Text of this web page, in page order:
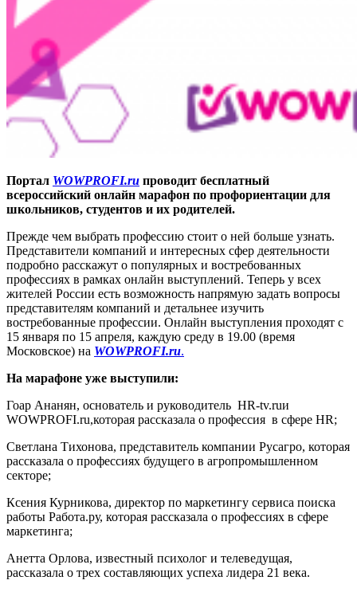
Портал WOWPROFI.ru проводит бесплатный
всероссийский онлайн марафон по профориентации для
школьников, студентов и их родителей.
Прежде чем выбрать профессию стоит о ней больше узнать.
Представители компаний и интересных сфер деятельности
подробно расскажут о популярных и востребованных
профессиях в рамках онлайн выступлений. Теперь у всех
жителей России есть возможность напрямую задать вопросы
представителям компаний и детальнее изучить
востребованные профессии. Онлайн выступления проходят с
15 января по 15 апреля, каждую среду в 19.00 (время
Московское) на WOWPROFI.ru.
На марафоне уже выступили:
Гоар Ананян, основатель и руководитель HR-tv.ruи
WOWPROFI.ru,которая рассказала о профессия в сфере HR;
Светлана Тихонова, представитель компании Русагро, которая
рассказала о профессиях будущего в агропромышленном
секторе;
Ксения Курникова, директор по маркетингу сервиса поиска
работы Работа.ру, которая рассказала о профессиях в сфере
маркетинга;
Анетта Орлова, известный психолог и телеведущая,
рассказала о трех составляющих успеха лидера 21 века.